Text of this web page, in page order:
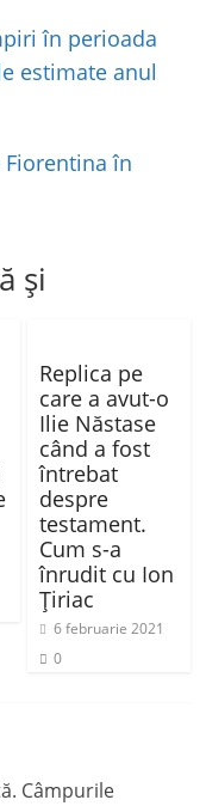
în perioada
estimate anul
Fiorentina în
și
Replica pe
care a avut-o
Ilie Năstase
când a fost
întrebat
despre
testament.
Cum s-a
înrudit cu Ion
Țiriac
6 februarie 2021
0
Câmpurile